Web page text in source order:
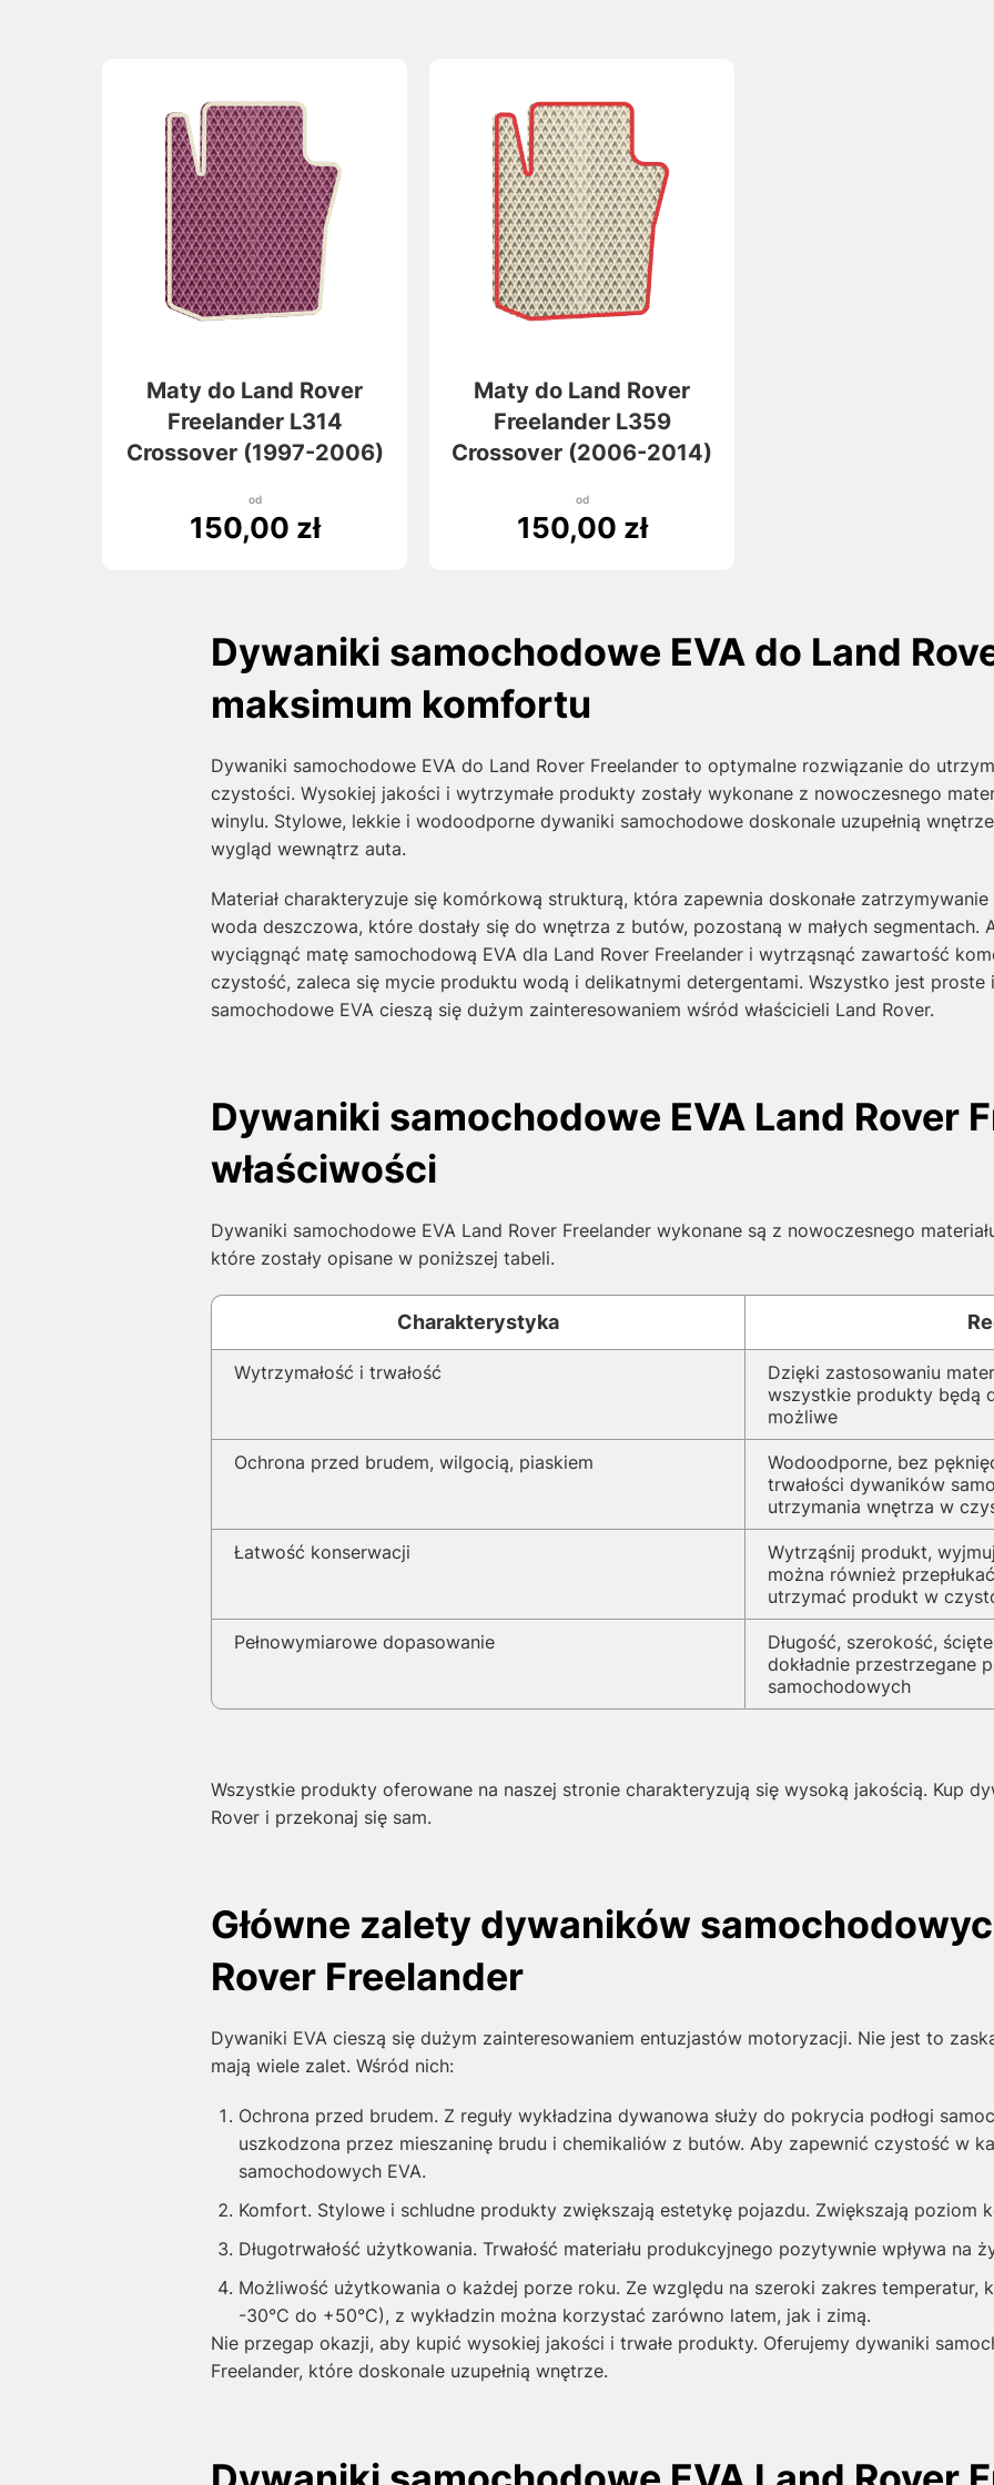
Maty do Land Rover
Freelander L314
Crossover (1997-2006)
od
150,00 zł
Maty do Land Rover
Freelander L359
Crossover (2006-2014)
od
150,00 zł
Dywaniki samochodowe EVA do Land
maksimum komfortu
Dywaniki samochodowe EVA do Land Rover Freelander to optymalne rozwiązanie do
czystości. Wysokiej jakości i wytrzymałe produkty zostały wykonane z nowoczesnego
winylu. Stylowe, lekkie i wodoodporne dywaniki samochodowe doskonale uzupełnią
wygląd wewnątrz auta.
Materiał charakteryzuje się komórkową strukturą, która zapewnia doskonałe
woda deszczowa, które dostały się do wnętrza z butów, pozostaną w małych segmentach.
wyciągnąć matę samochodową EVA dla Land Rover Freelander i wytrząsnąć zawartość
czystość, zaleca się mycie produktu wodą i delikatnymi detergentami. Wszystko jest
samochodowe EVA cieszą się dużym zainteresowaniem wśród właścicieli Land Rover.
Dywaniki samochodowe EVA Land Rover
właściwości
Dywaniki samochodowe EVA Land Rover Freelander wykonane są z nowoczesnego
które zostały opisane w poniższej tabeli.
Charakterystyka
Wytrzymałość i trwałość
Dzięki zastosowaniu
wszystkie produkty będą
możliwe
Ochrona przed brudem, wilgocią, piaskiem
Wodoodporne, bez
trwałości dywaników
utrzymania wnętrza w
Łatwość konserwacji
Wytrząśnij produkt,
można również
utrzymać produkt w
Pełnowymiarowe dopasowanie
Długość, szerokość,
dokładnie przestrzegane
samochodowych
Wszystkie produkty oferowane na naszej stronie charakteryzują się wysoką jakością. Kup
Rover i przekonaj się sam.
Główne zalety dywaników
Rover Freelander
Dywaniki EVA cieszą się dużym zainteresowaniem entuzjastów motoryzacji. Nie jest to
mają wiele zalet. Wśród nich:
Ochrona przed brudem. Z reguły wykładzina dywanowa służy do pokrycia podłogi
uszkodzona przez mieszaninę brudu i chemikaliów z butów. Aby zapewnić czystość w
samochodowych EVA.
Komfort. Stylowe i schludne produkty zwiększają estetykę pojazdu. Zwiększają poziom
Długotrwałość użytkowania. Trwałość materiału produkcyjnego pozytywnie wpływa na
Możliwość użytkowania o każdej porze roku. Ze względu na szeroki zakres temperatur,
-30°C do +50°C), z wykładzin można korzystać zarówno latem, jak i zimą.
Nie przegap okazji, aby kupić wysokiej jakości i trwałe produkty. Oferujemy dywaniki
Freelander, które doskonale uzupełnią wnętrze.